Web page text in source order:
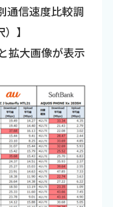
通信速度比較調
】
拡大画像が表示